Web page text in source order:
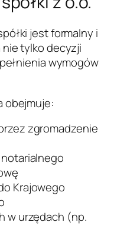
jest formalny i
tylko decyzji
wymogów
obejmuje:
zgromadzenie
Krajowego
w urzędach (np.